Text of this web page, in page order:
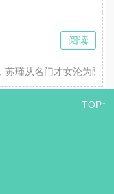
苏瑾从名门才女沦为阶
阅读
TOP↑